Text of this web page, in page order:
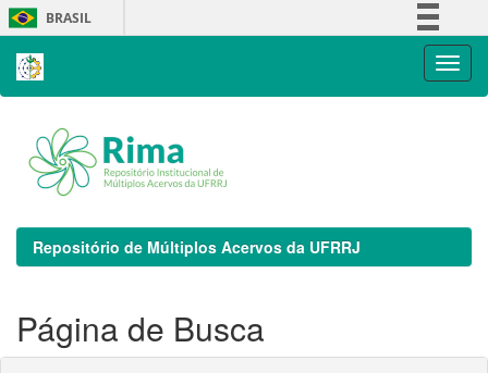
Skip
navigation
BRASIL
Repositório de Múltiplos Acervos da UFRRJ
Página de Busca